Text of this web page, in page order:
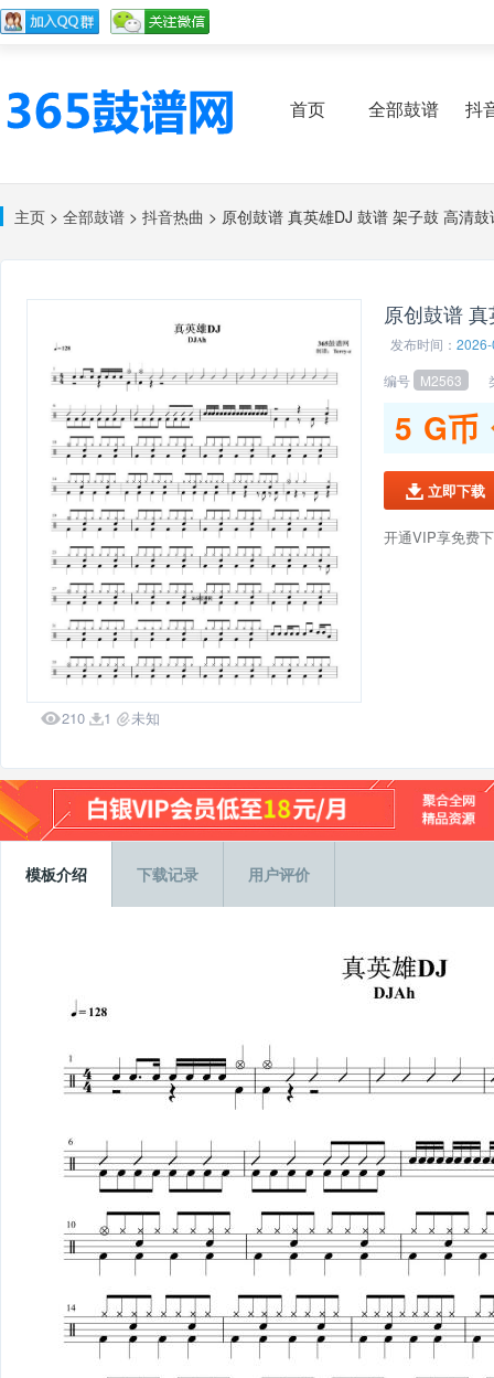
首页 全部鼓谱 抖
主页 > 全部鼓谱 > 抖音热曲 > 原创鼓谱 真英雄DJ 鼓谱 架子鼓 高清
210  1 未知
原创鼓谱
发布时间：
编号 M2563
5 G币
 立即下载
开通VIP享免费
模板介绍 下载记录 用户评价